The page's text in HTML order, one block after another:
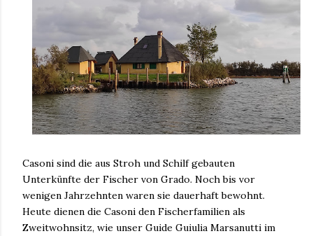
Casoni sind die aus Stroh und Schilf gebauten
Unterkünfte der Fischer von Grado. Noch bis vor
wenigen Jahrzehnten waren sie dauerhaft bewohnt.
Heute dienen die Casoni den Fischerfamilien als
Zweitwohnsitz, wie unser Guide Guiulia Marsanutti im